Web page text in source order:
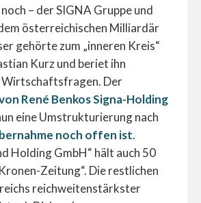
– der SIGNA Gruppe und
österreichischen Milliardär
gehörte zum „inneren Kreis“
Kurz und beriet ihn
Wirtschaftsfragen. Der
René Benkos Signa-Holding
eine Umstrukturierung nach
noch offen ist.
Holding GmbH“ hält auch 50
Zeitung“. Die restlichen
reichweitenstärkster